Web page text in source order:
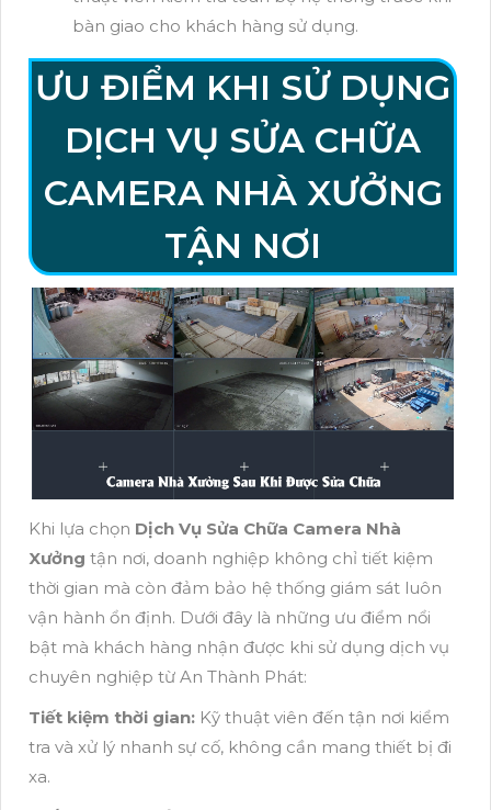
bàn giao cho khách hàng sử dụng.
ƯU ĐIỂM KHI SỬ DỤNG
DỊCH VỤ SỬA CHỮA
CAMERA NHÀ XƯỞNG
TẬN NƠI
Khi lựa chọn Dịch Vụ Sửa Chữa Camera Nhà
Xưởng tận nơi, doanh nghiệp không chỉ tiết kiệm
thời gian mà còn đảm bảo hệ thống giám sát luôn
vận hành ổn định. Dưới đây là những ưu điểm nổi
bật mà khách hàng nhận được khi sử dụng dịch vụ
chuyên nghiệp từ An Thành Phát:
Tiết kiệm thời gian: Kỹ thuật viên đến tận nơi kiểm
tra và xử lý nhanh sự cố, không cần mang thiết bị đi
xa.